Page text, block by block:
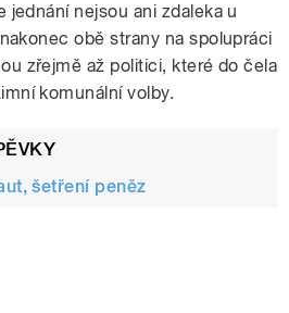
jednání nejsou ani zdaleka u
obě strany na spolupráci
zřejmě až politici, které do čela
komunální volby.
šetření peněz